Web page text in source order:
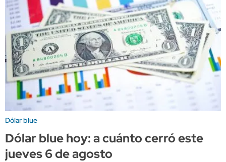
Dólar blue
Dólar blue hoy: a cuánto cerró este
jueves 6 de agosto